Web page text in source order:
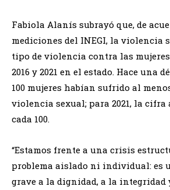
Fabiola Alanís subrayó que, de
mediciones del INEGI, la violencia
tipo de violencia contra las
2016 y 2021 en el estado. Hace una
100 mujeres habían sufrido al
violencia sexual; para 2021, la cifra
cada 100.
“Estamos frente a una crisis
problema aislado ni individual: es
grave a la dignidad, a la integridad